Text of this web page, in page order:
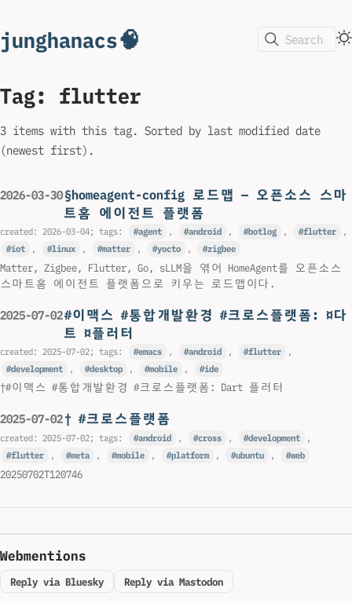
junghanacs🧠 Search
Tag: flutter
3 items with this tag. Sorted by last modified date
(newest first).
2026-03-30§homeagent-config 로드맵 — 오픈소스 스마
트홈 에이전트 플랫폼
created: 2026-03-04; tags: agent , android , botlog , flutter
,
iot
, linux , matter , yocto , zigbee
Matter, Zigbee, Flutter, Go, sLLM을 엮어 HomeAgent를 오픈소스
스마트홈 에이전트 플랫폼으로 키우는 로드맵이다.
2025-07-02#이맥스 #통합개발환경 #크로스플랫폼: ¤다
트 ¤플러터
created: 2025-07-02; tags: emacs , android , flutter
,
development
, desktop , mobile , ide
†#이맥스 #통합개발환경 #크로스플랫폼: Dart 플러터
2025-07-02† #크로스플랫폼
created: 2025-07-02; tags: android , cross , development
,
flutter
, meta , mobile , platform , ubuntu , web
20250702T120746
Webmentions
Reply via Bluesky Reply via Mastodon